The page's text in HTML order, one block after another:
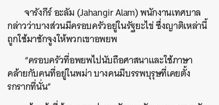
จารังกีร์ อะลัม (Jahangir Alam) พนักงานเทศบาล
กล่าวว่าบางส่วนมีครอบครัวอยู่ในรัฐยะไข่ ซึ่งญาติเหล่านี้
ถูกใช้มาชักจูงให้พวกเขาอพยพ
“ครอบครัวที่อพยพไปนับถือศาสนาและใช้ภาษา
คล้ายกับคนที่อยู่ในพม่า บางคนมีบรรพบุรุษที่เคยตั้ง
รกรากที่นั่น”